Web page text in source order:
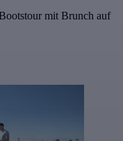
mit Brunch auf